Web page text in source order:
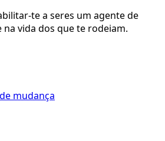
te a seres um agente de
na vida dos que te rodeiam.
mudança